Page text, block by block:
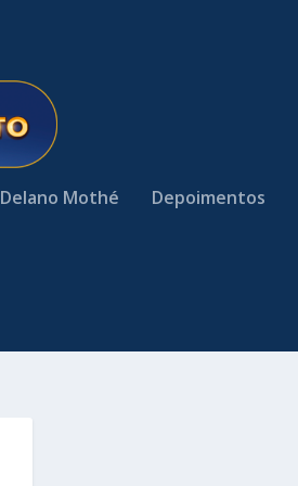
Delano Mothé Depoimentos